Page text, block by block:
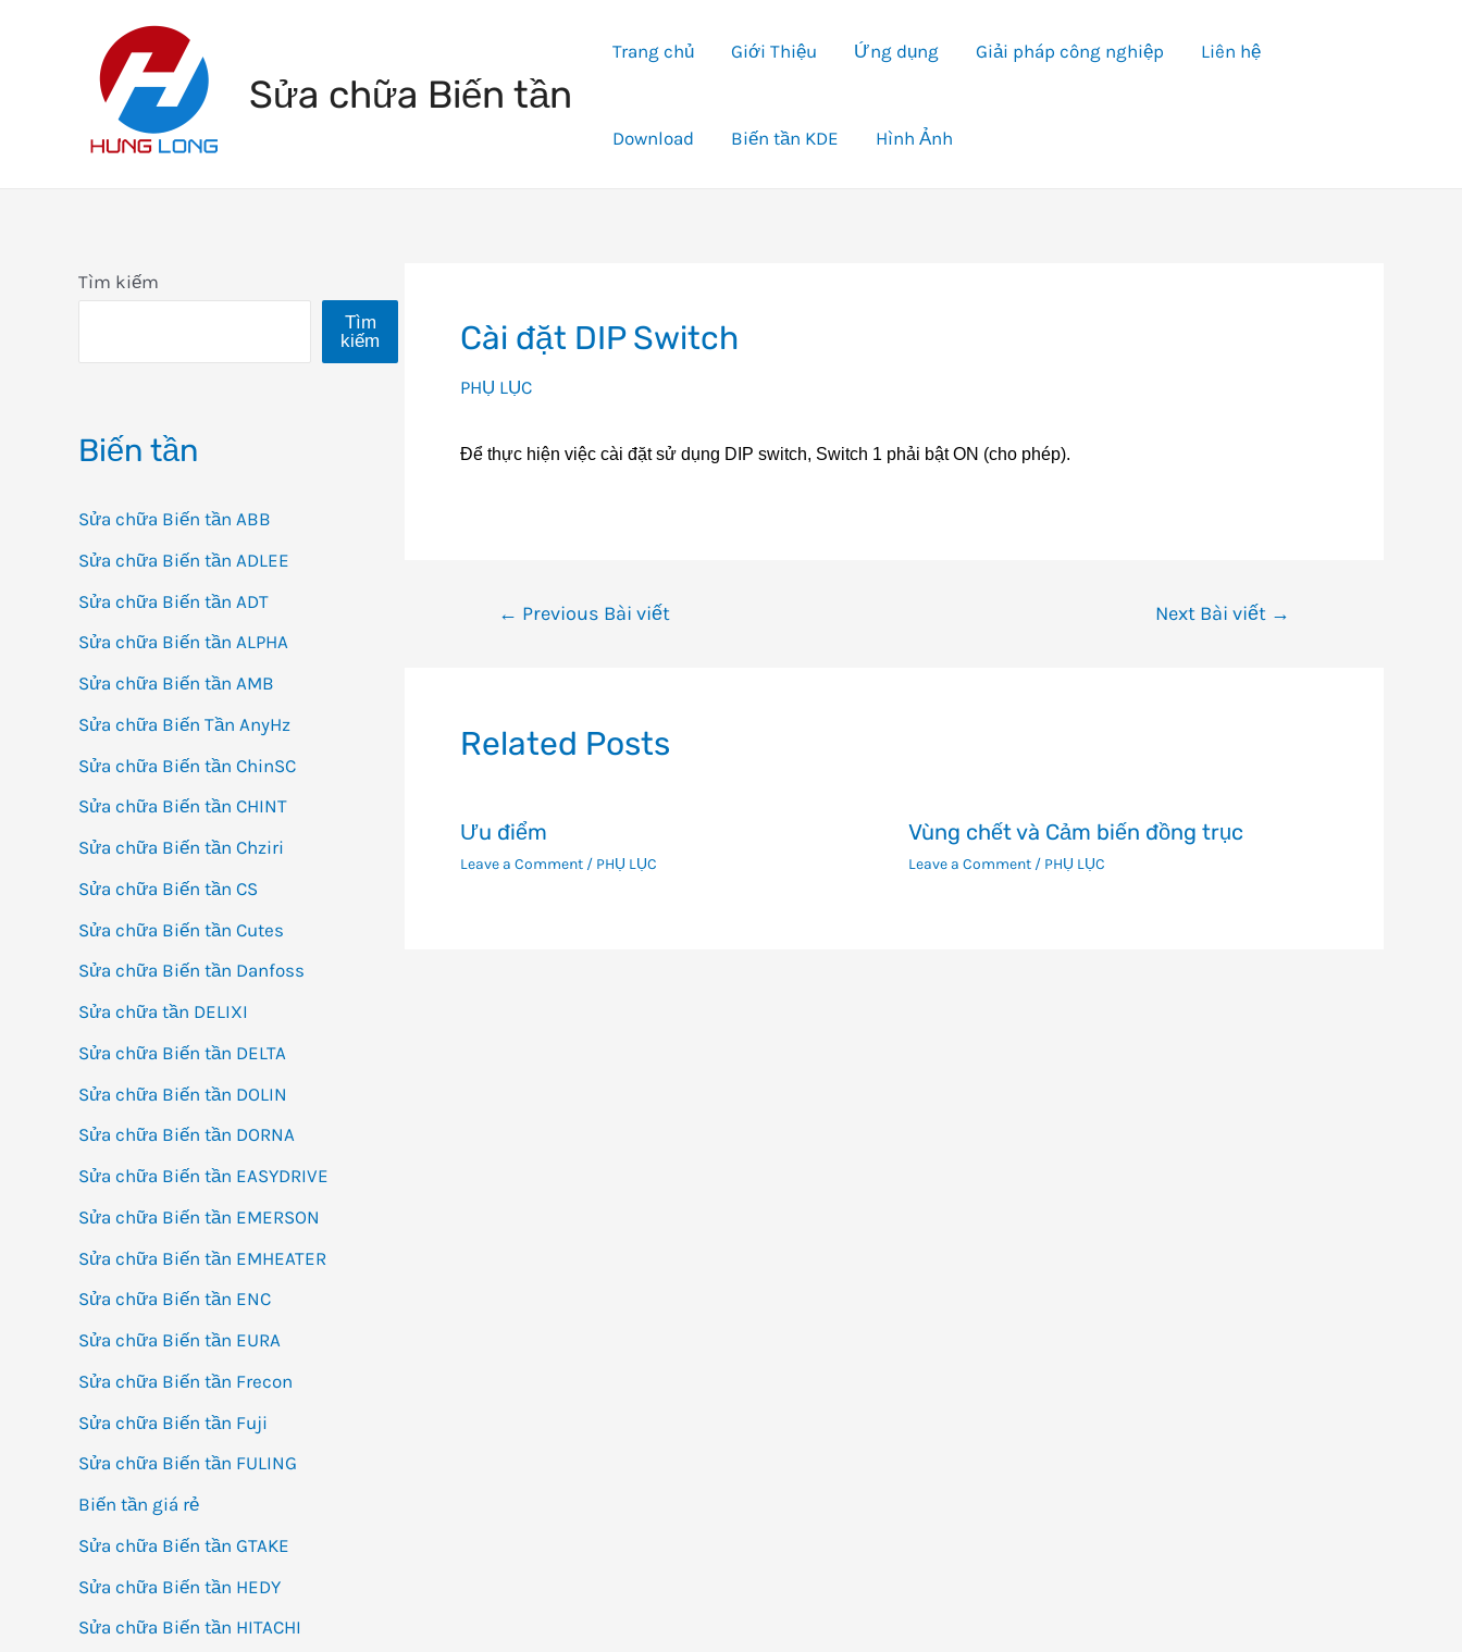
Sửa chữa Biến tần
Trang chủ Giới Thiệu Ứng dụng Giải pháp công nghiệp Liên hệ
Download Biến tần KDE Hình Ảnh
Tìm kiếm
Tìm
kiếm
Biến tần
Sửa chữa Biến tần ABB
Sửa chữa Biến tần ADLEE
Sửa chữa Biến tần ADT
Sửa chữa Biến tần ALPHA
Sửa chữa Biến tần AMB
Sửa chữa Biến Tần AnyHz
Sửa chữa Biến tần ChinSC
Sửa chữa Biến tần CHINT
Sửa chữa Biến tần Chziri
Sửa chữa Biến tần CS
Sửa chữa Biến tần Cutes
Sửa chữa Biến tần Danfoss
Sửa chữa tần DELIXI
Sửa chữa Biến tần DELTA
Sửa chữa Biến tần DOLIN
Sửa chữa Biến tần DORNA
Sửa chữa Biến tần EASYDRIVE
Sửa chữa Biến tần EMERSON
Sửa chữa Biến tần EMHEATER
Sửa chữa Biến tần ENC
Sửa chữa Biến tần EURA
Sửa chữa Biến tần Frecon
Sửa chữa Biến tần Fuji
Sửa chữa Biến tần FULING
Biến tần giá rẻ
Sửa chữa Biến tần GTAKE
Sửa chữa Biến tần HEDY
Sửa chữa Biến tần HITACHI
Cài đặt DIP Switch
PHỤ LỤC
Để thực hiện việc cài đặt sử dụng DIP switch, Switch 1 phải bật ON (cho phép).
Điều← Previous Bài viết Next Bài viết →
Related Posts
Ưu điểm
Leave a Comment / PHỤ LỤC
Vùng chết và Cảm biến đồng trục
Leave a Comment / PHỤ LỤC